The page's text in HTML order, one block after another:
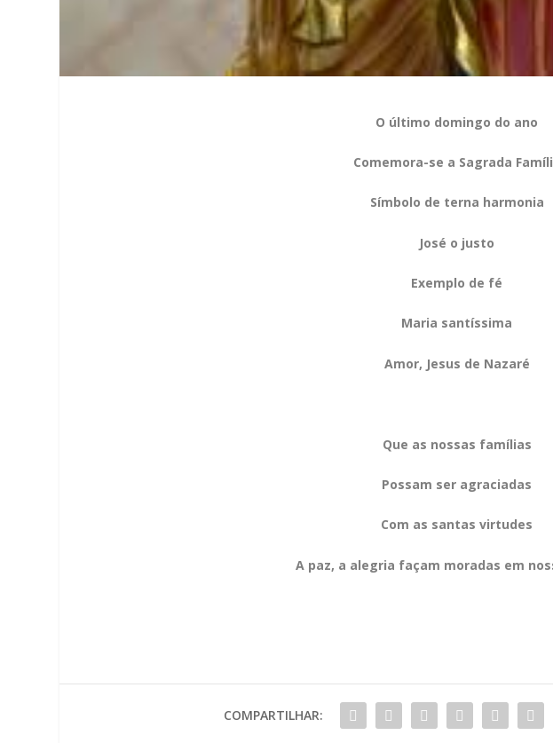
O último domingo do ano
Comemora-se a Sagrada
Símbolo de terna harmonia
José o justo
Exemplo de fé
Maria santíssima
Amor, Jesus de Nazaré
Que as nossas famílias
Possam ser agraciadas
Com as santas virtudes
A paz, a alegria façam moradas em
COMPARTILHAR: